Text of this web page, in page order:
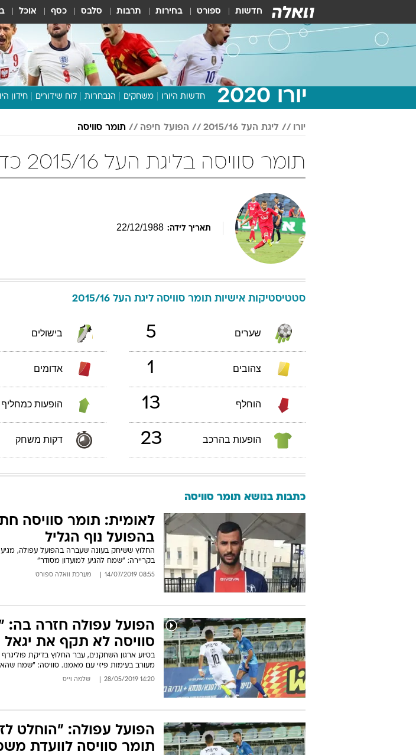
חדשות ספורט בחירות תרבות סלבס כסף אוכל
יורו 2020 חדשות היורו משחקים הנבחרות לוח שידורים חידון
יורו ליגת העל 2015/16 הפועל חיפה תומר סוויסה
תומר סוויסה בליגת העל 2015/16 כדורגל
תאריך לידה: 22/12/1988
סטטיסטיקות אישיות תומר סוויסה ליגת העל 2015/16
שערים 5 בישולים
צהובים 1 אדומים
הוחלף 13 הופעות כמחליף
הופעות בהרכב 23 דקות משחק
כתבות בנושא תומר סוויסה
לאומית: תומר סוויסה
בהפועל נוף הגליל
החלוץ ששיחק בעונה שעברה בהפועל עפולה,
בקריירה: "שמח להגיע למועדון מסודר"
08:55 14/07/2019 מערכת וואלה ספורט
הפועל עפולה חזרה בה:
סוויסה לא תקף את יגאל
בסיוע ארגון השחקנים, עבר החלוץ בדיקת
מעורב בעימות פיזי עם מאמנו. סוויסה: "שמח
14:20 28/05/2019 שלמה וייס
הפועל עפולה: "הוחלט
תומר סוויסה לוועדת